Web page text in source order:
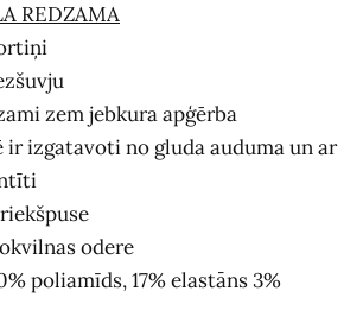
REDZAMA
zem jebkura apģērba
ir izgatavoti no gluda auduma un ar
odere
poliamīds, 17% elastāns 3%